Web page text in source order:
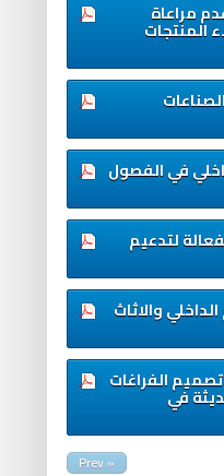
مراعاة
المنتجات
في الفصول
لتدعيم
والاثاث
تصميم الفراغات
في
« Prev